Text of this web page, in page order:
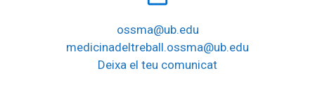
ossma@ub.edu
medicinadeltreball.ossma@ub.edu
Deixa el teu comunicat